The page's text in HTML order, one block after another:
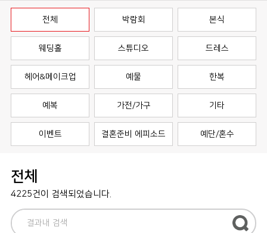
전체 박람회 본식
웨딩홀 스튜디오 드레스
헤어&메이크업 예물 한복
예복 가전/가구 기타
이벤트 결혼준비 에피소드 예단/혼수
전체
4225건이 검색되었습니다.